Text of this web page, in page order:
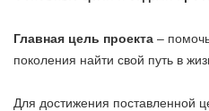
Главная цель проекта –
поколения найти свой путь в
Для достижения поставленной